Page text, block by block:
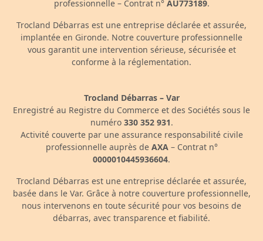
professionnelle – Contrat n° AU773189.
Trocland Débarras est une entreprise déclarée et assurée,
implantée en Gironde. Notre couverture professionnelle
vous garantit une intervention sérieuse, sécurisée et
conforme à la réglementation.
Trocland Débarras – Var
Enregistré au Registre du Commerce et des Sociétés sous le
numéro 330 352 931.
Activité couverte par une assurance responsabilité civile
professionnelle auprès de AXA– Contrat n°
0000010445936604.
Trocland Débarras est une entreprise déclarée et assurée,
basée dans le Var. Grâce à notre couverture professionnelle,
nous intervenons en toute sécurité pour vos besoins de
débarras, avec transparence et fiabilité.